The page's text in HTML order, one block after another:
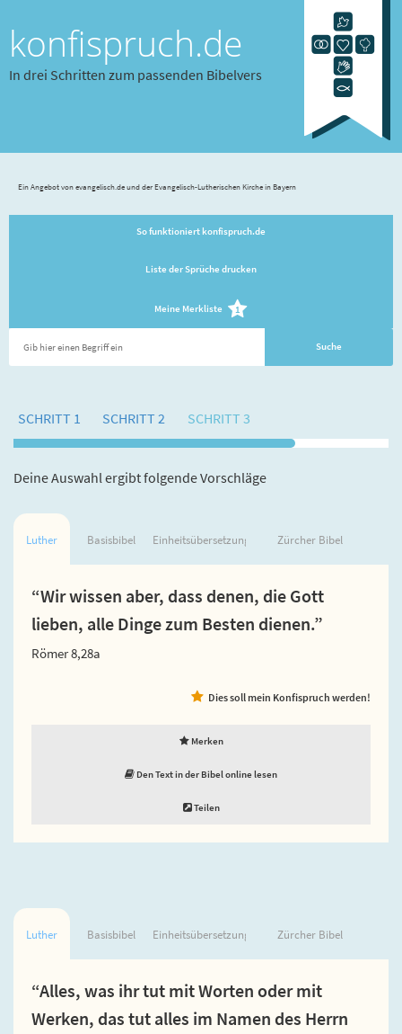
konfispruch.de
In drei Schritten zum passenden Bibelvers
Ein Angebot von evangelisch.de und der Evangelisch-Lutherischen Kirche in Bayern
So funktioniert konfispruch.de
Liste der Sprüche drucken
Meine Merkliste 1
SCHRITT 1 SCHRITT 2 SCHRITT 3
Deine Auswahl ergibt folgende Vorschläge
Luther Basisbibel Einheitsübersetzung Zürcher Bibel
“Wir wissen aber, dass denen, die Gott
lieben, alle Dinge zum Besten dienen.”
Römer 8,28a
Dies soll mein Konfispruch werden!
Merken
Den Text in der Bibel online lesen
Teilen
Luther Basisbibel Einheitsübersetzung Zürcher Bibel
“Alles, was ihr tut mit Worten oder mit
Werken, das tut alles im Namen des Herrn